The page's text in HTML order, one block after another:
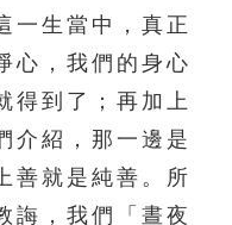
一生當中，真正
心，我們的身心
得到了；再加上
介紹，那一邊是
善就是純善。所
誨，我們「晝夜